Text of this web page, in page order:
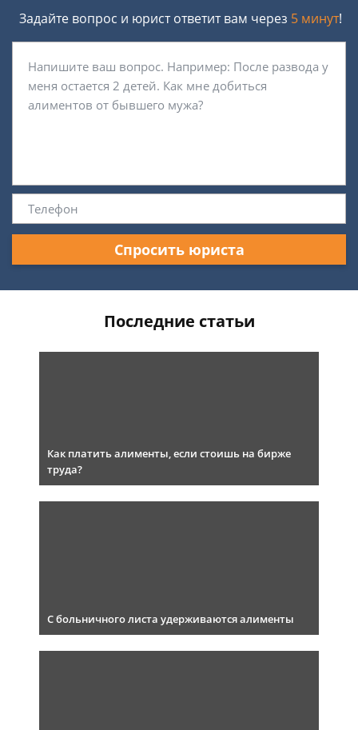
Задайте вопрос и юрист ответит вам через 5 минут!
Спросить юриста
Последние статьи
Как платить алименты, если стоишь на бирже
труда?
С больничного листа удерживаются алименты